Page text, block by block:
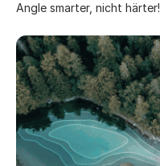
Angle smarter, nicht härter!